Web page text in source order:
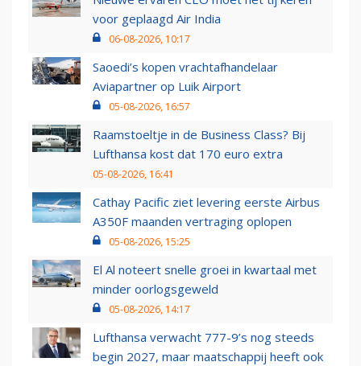
voor geplaagd Air India
06-08-2026, 10:17
Saoedi’s kopen vrachtafhandelaar
Aviapartner op Luik Airport
05-08-2026, 16:57
Raamstoeltje in de Business Class? Bij
Lufthansa kost dat 170 euro extra
05-08-2026, 16:41
Cathay Pacific ziet levering eerste Airbus
A350F maanden vertraging oplopen
05-08-2026, 15:25
El Al noteert snelle groei in kwartaal met
minder oorlogsgeweld
05-08-2026, 14:17
Lufthansa verwacht 777-9’s nog steeds
begin 2027, maar maatschappij heeft ook